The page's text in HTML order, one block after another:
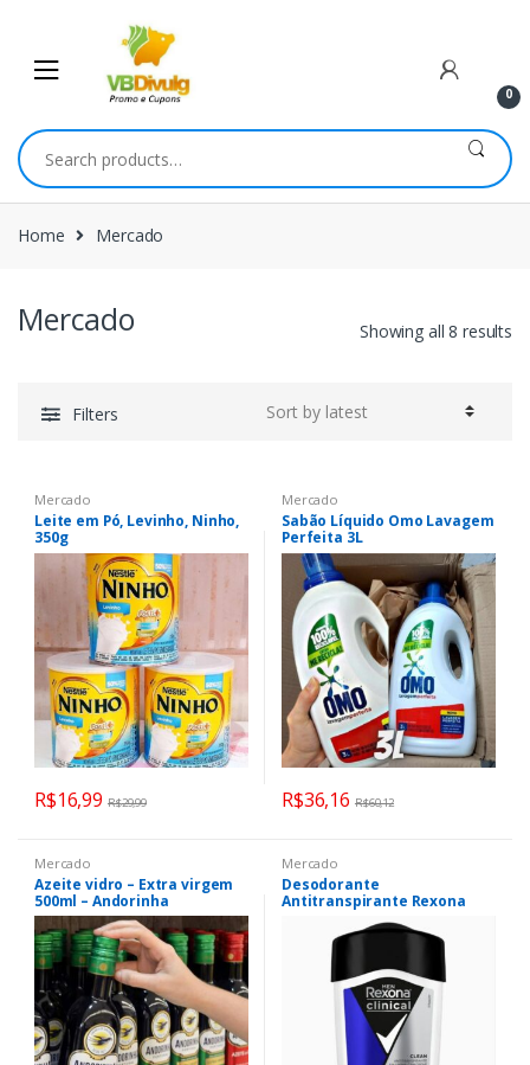
navigation
content
0
Search
for:
Home Mercado
Mercado Showing all 8 results
Filters
Mercado
Leite em Pó, Levinho, Ninho,
350g
R$16,99 R$29,99
Mercado
Sabão Líquido Omo Lavagem
Perfeita 3L
R$36,16 R$60,12
Mercado
Azeite vidro – Extra virgem
500ml – Andorinha
Mercado
Desodorante
Antitranspirante Rexona
Men Clinical Clean, 48g